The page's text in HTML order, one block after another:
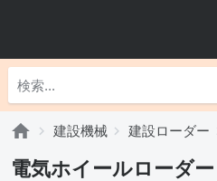
建設機械 建設ローダー
電気ホイールローダー